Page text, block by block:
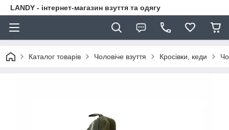
LANDY - інтернет-магазин взуття та одягу
Каталог товарів Чоловіче взуття Кросівки, кеди